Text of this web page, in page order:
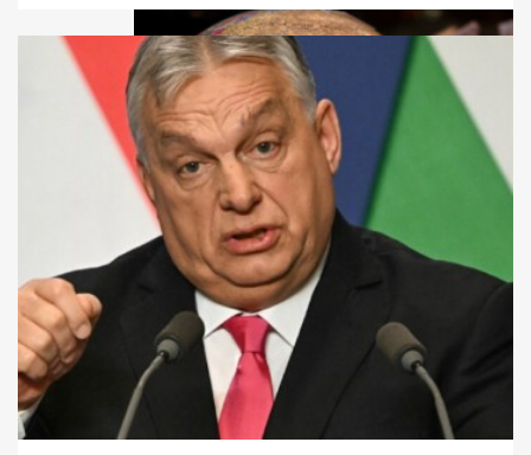
Jobb vagy földrajzból, mint
egy ötödikes? Kvíz